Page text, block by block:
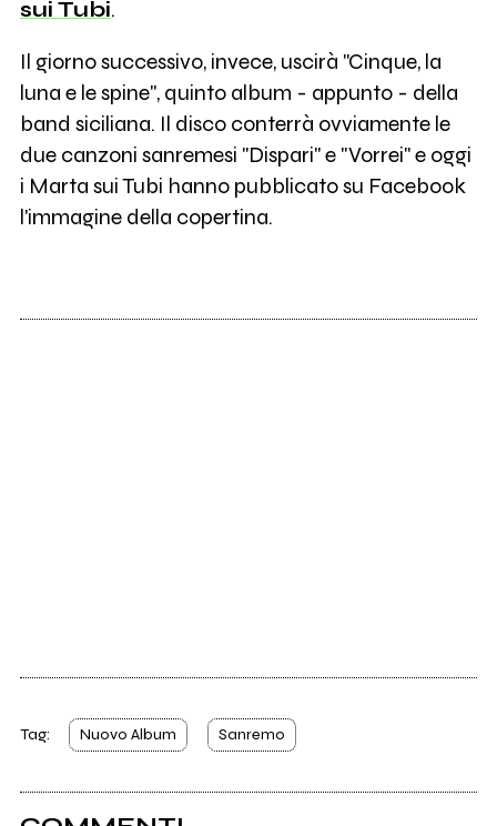
sui Tubi.
Il giorno successivo, invece, uscirà "Cinque, la
luna e le spine", quinto album - appunto - della
band siciliana. Il disco conterrà ovviamente le
due canzoni sanremesi "Dispari" e "Vorrei" e oggi
i Marta sui Tubi hanno pubblicato su Facebook
l'immagine della copertina.
Tag: Nuovo Album Sanremo